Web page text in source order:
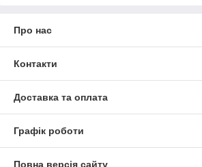
Про нас
Контакти
Доставка та оплата
Графік роботи
Повна версія сайту